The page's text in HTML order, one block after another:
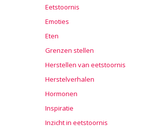
Eetstoornis
Emoties
Eten
Grenzen stellen
Herstellen van eetstoornis
Herstelverhalen
Hormonen
Inspiratie
Inzicht in eetstoornis